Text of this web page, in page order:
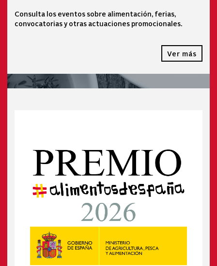
Consulta los eventos sobre alimentación, ferias,
convocatorias y otras actuaciones promocionales.
Ver más